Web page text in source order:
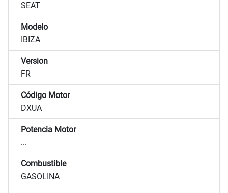
SEAT
Modelo
IBIZA
Version
FR
Código Motor
DXUA
Potencia Motor
...
Combustible
GASOLINA